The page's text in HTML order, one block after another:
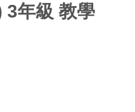
3年級 教學